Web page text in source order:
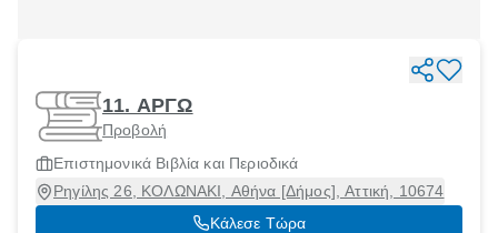
11. ΑΡΓΩ
Προβολή
Επιστημονικά Βιβλία και Περιοδικά
Ρηγίλης 26, ΚΟΛΩΝΑΚΙ, Αθήνα [Δήμος], Αττική, 10674
Κάλεσε Τώρα